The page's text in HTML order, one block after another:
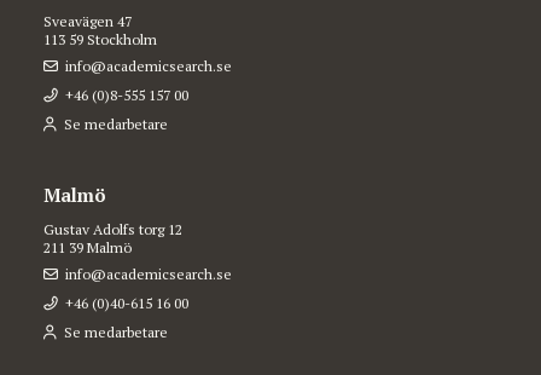
Sveavägen 47
113 59 Stockholm
info@academicsearch.se
+46 (0)8-555 157 00
Se medarbetare
Malmö
Gustav Adolfs torg 12
211 39 Malmö
info@academicsearch.se
+46 (0)40-615 16 00
Se medarbetare